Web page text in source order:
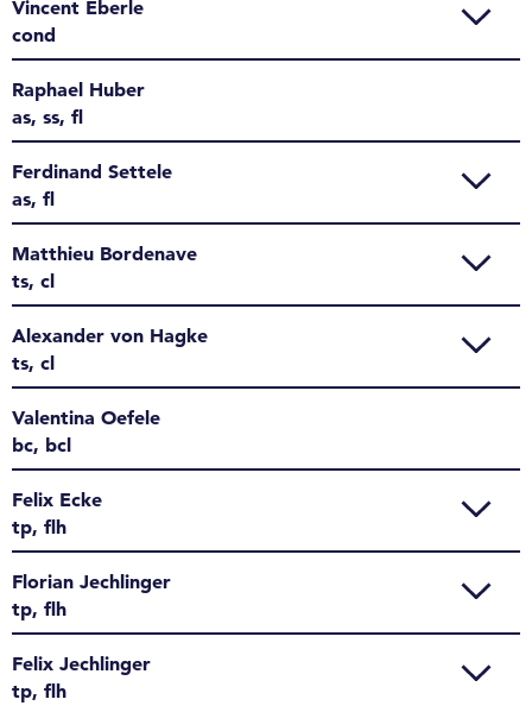
Vincent Eberle
cond
Raphael Huber
as, ss, fl
Ferdinand Settele
as, fl
Matthieu Bordenave
ts, cl
Alexander von Hagke
ts, cl
Valentina Oefele
bc, bcl
Felix Ecke
tp, flh
Florian Jechlinger
tp, flh
Felix Jechlinger
tp, flh